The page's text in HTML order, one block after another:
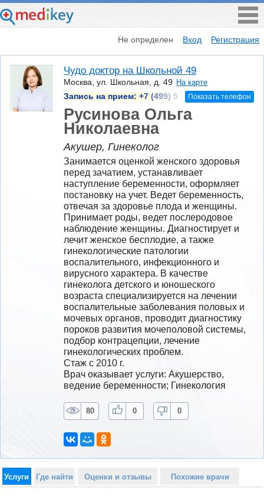
Не определен Вход Регистрация
Чудо доктор на Школьной 49
Москва, ул. Школьная, д. 49 На карте
Запись на прием: +7 (499) 5 Показать телефон
Русинова Ольга
Николаевна
Акушер, Гинеколог
Занимается оценкой женского здоровья
перед зачатием, устанавливает
наступление беременности, оформляет
постановку на учет. Ведет беременность,
отвечая за здоровье плода и женщины.
Принимает роды, ведет послеродовое
наблюдение женщины. Диагностирует и
лечит женское бесплодие, а также
гинекологические патологии
воспалительного, инфекционного и
вирусного характера. В качестве
гинеколога детского и юношеского
возраста специализируется на лечении
воспалительные заболевания половых и
мочевых органов, проводит диагностику
пороков развития мочеполовой системы,
подбор контрацепции, лечение
гинекологических проблем.
Стаж с 2010 г.
Врач оказывает услуги: Акушерство,
ведение беременности; Гинекология
80 0 0
Услуги Где найти Оценки и отзывы Похожие врачи